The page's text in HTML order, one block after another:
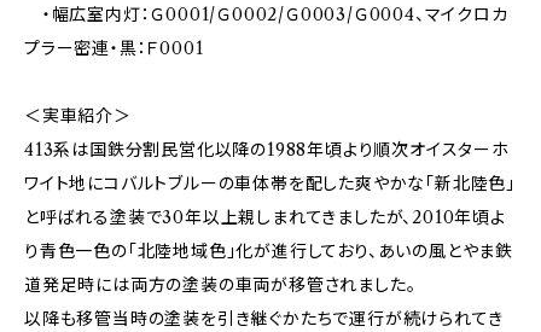
・幅広室内灯：Ｇ0001/Ｇ0002/Ｇ0003/Ｇ0004、マイクロカ
プラー密連・黒：Ｆ0001
＜実車紹介＞
413系は国鉄分割民営化以降の1988年頃より順次オイスターホ
ワイト地にコバルトブルーの車体帯を配した爽やかな「新北陸色」
と呼ばれる塗装で30年以上親しまれてきましたが、2010年頃よ
り青色一色の「北陸地域色」化が進行しており、あいの風とやま鉄
道発足時には両方の塗装の車両が移管されました。
以降も移管当時の塗装を引き継ぐかたちで運行が続けられてき